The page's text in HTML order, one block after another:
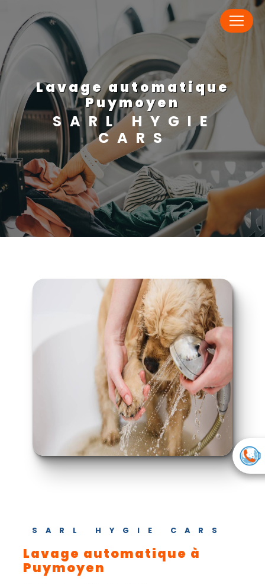
lavage automatique
Puymoyen
SARL HYGIE
CARS
SARL HYGIE CARS
lavage automatique à
Puymoyen
Panneau de gestion des cookies